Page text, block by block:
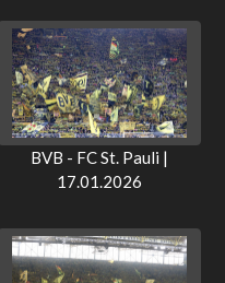
BVB - FC St. Pauli |
17.01.2026